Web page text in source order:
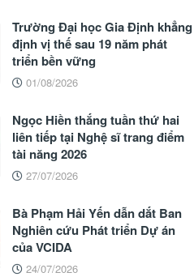
Trường Đại học Gia Định khẳng
định vị thế sau 19 năm phát
triển bền vững
01/08/2026
Ngọc Hiền thắng tuần thứ hai
liên tiếp tại Nghệ sĩ trang điểm
tài năng 2026
27/07/2026
Bà Phạm Hải Yến dẫn dắt Ban
Nghiên cứu Phát triển Dự án
của VCIDA
24/07/2026